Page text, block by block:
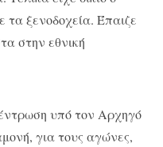
ξενοδοχεία. Έπαιζε
στην εθνική
υπό τον Αρχηγό
για τους αγώνες,